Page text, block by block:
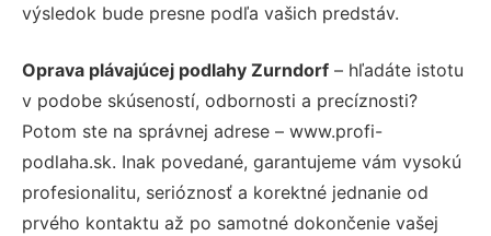
výsledok bude presne podľa vašich predstáv.
Oprava plávajúcej podlahy Zurndorf – hľadáte istotu
v podobe skúseností, odbornosti a precíznosti?
Potom ste na správnej adrese – www.profi-
podlaha.sk. Inak povedané, garantujeme vám vysokú
profesionalitu, serióznosť a korektné jednanie od
prvého kontaktu až po samotné dokončenie vašej